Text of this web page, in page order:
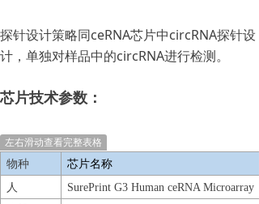
探针设计策略同ceRNA芯片中circRNA探针设
计，单独对样品中的circRNA进行检测。
芯片技术参数：
左右滑动查看完整表格
物种
芯片名称
人
SurePrint G3 Human ceRNA Microarray